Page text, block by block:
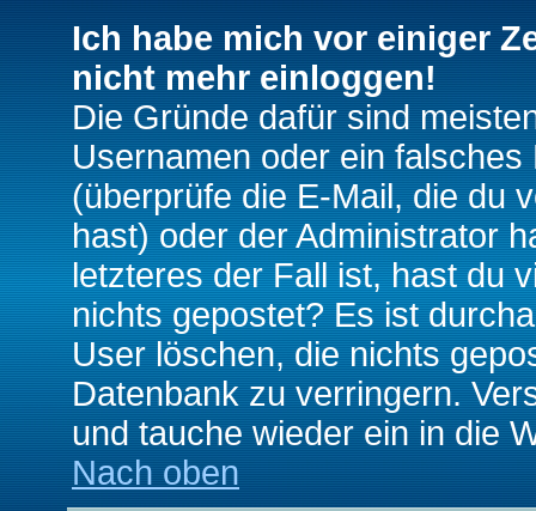
Ich habe mich vor einiger
nicht mehr einloggen!
Die Gründe dafür sind
Usernamen oder ein
(überprüfe die E-Mail, die du
hast) oder der Administrator
letzteres der Fall ist, hast du
nichts gepostet? Es ist
User löschen, die nichts
Datenbank zu verringern.
und tauche wieder ein in die
Nach oben